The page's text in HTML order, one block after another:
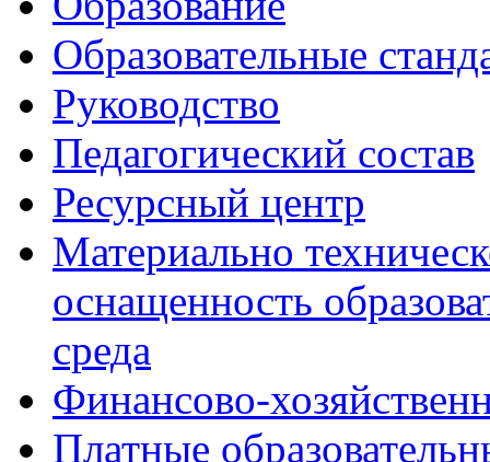
Образовательные
Руководство
Педагогический состав
Ресурсный центр
Материально
оснащенность
среда
Финансово-
Платные